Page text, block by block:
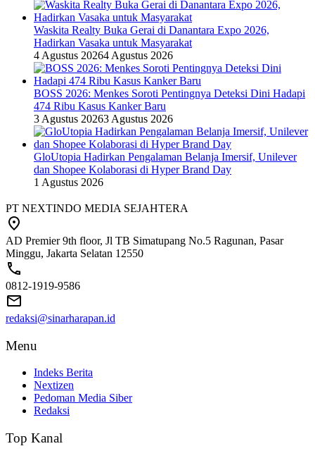
Waskita Realty Buka Gerai di Danantara Expo 2026,
Hadirkan Vasaka untuk Masyarakat
4 Agustus 20264 Agustus 2026
BOSS 2026: Menkes Soroti Pentingnya Deteksi Dini Hadapi
474 Ribu Kasus Kanker Baru
3 Agustus 20263 Agustus 2026
GloUtopia Hadirkan Pengalaman Belanja Imersif, Unilever
dan Shopee Kolaborasi di Hyper Brand Day
1 Agustus 2026
PT NEXTINDO MEDIA SEJAHTERA
AD Premier 9th floor, Jl TB Simatupang No.5 Ragunan, Pasar
Minggu, Jakarta Selatan 12550
0812-1919-9586
redaksi@sinarharapan.id
Menu
Indeks Berita
Nextizen
Pedoman Media Siber
Redaksi
Top Kanal